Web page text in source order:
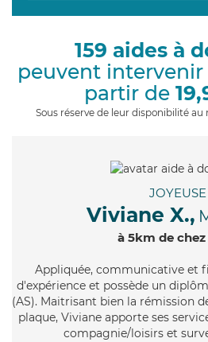
159 aides à
peuvent intervenir
partir de
Sous réserve de leur disponibilité
JOYEUSE
Viviane X.,
à 5km de chez
Appliquée, communicative et
d'expérience et possède un
(AS). Maitrisant bien la rémission
plaque, Viviane apporte ses
compagnie/loisirs et